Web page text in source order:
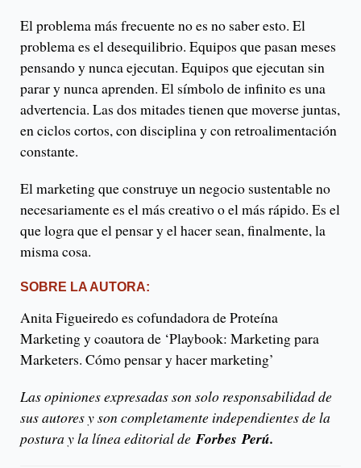
El problema más frecuente no es no saber esto. El
problema es el desequilibrio. Equipos que pasan meses
pensando y nunca ejecutan. Equipos que ejecutan sin
parar y nunca aprenden. El símbolo de infinito es una
advertencia. Las dos mitades tienen que moverse juntas,
en ciclos cortos, con disciplina y con retroalimentación
constante.
El marketing que construye un negocio sustentable no
necesariamente es el más creativo o el más rápido. Es el
que logra que el pensar y el hacer sean, finalmente, la
misma cosa.
SOBRE LA AUTORA:
Anita Figueiredo es cofundadora de Proteína
Marketing y coautora de ‘Playbook: Marketing para
Marketers. Cómo pensar y hacer marketing’
Las opiniones expresadas son solo responsabilidad de
sus autores y son completamente independientes de la
postura y la línea editorial deForbes Perú.